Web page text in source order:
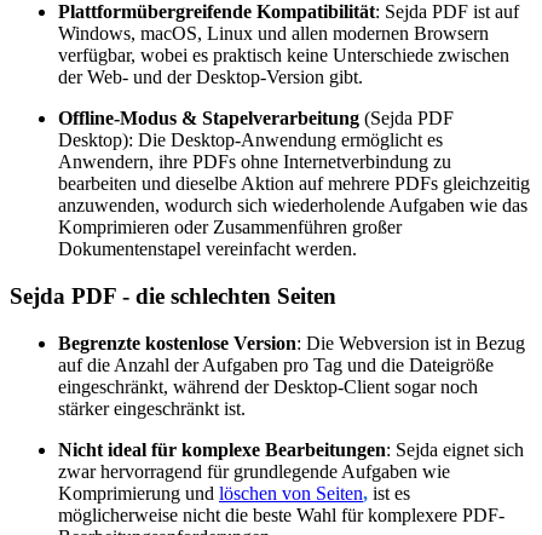
Plattformübergreifende Kompatibilität: Sejda PDF ist auf
Windows, macOS, Linux und allen modernen Browsern
verfügbar, wobei es praktisch keine Unterschiede zwischen
der Web- und der Desktop-Version gibt.
Offline-Modus & Stapelverarbeitung (Sejda PDF
Desktop): Die Desktop-Anwendung ermöglicht es
Anwendern, ihre PDFs ohne Internetverbindung zu
bearbeiten und dieselbe Aktion auf mehrere PDFs gleichzeitig
anzuwenden, wodurch sich wiederholende Aufgaben wie das
Komprimieren oder Zusammenführen großer
Dokumentenstapel vereinfacht werden.
Sejda PDF - die schlechten Seiten
Begrenzte kostenlose Version: Die Webversion ist in Bezug
auf die Anzahl der Aufgaben pro Tag und die Dateigröße
eingeschränkt, während der Desktop-Client sogar noch
stärker eingeschränkt ist.
Nicht ideal für komplexe Bearbeitungen: Sejda eignet sich
zwar hervorragend für grundlegende Aufgaben wie
Komprimierung und löschen von Seiten, ist es
möglicherweise nicht die beste Wahl für komplexere PDF-